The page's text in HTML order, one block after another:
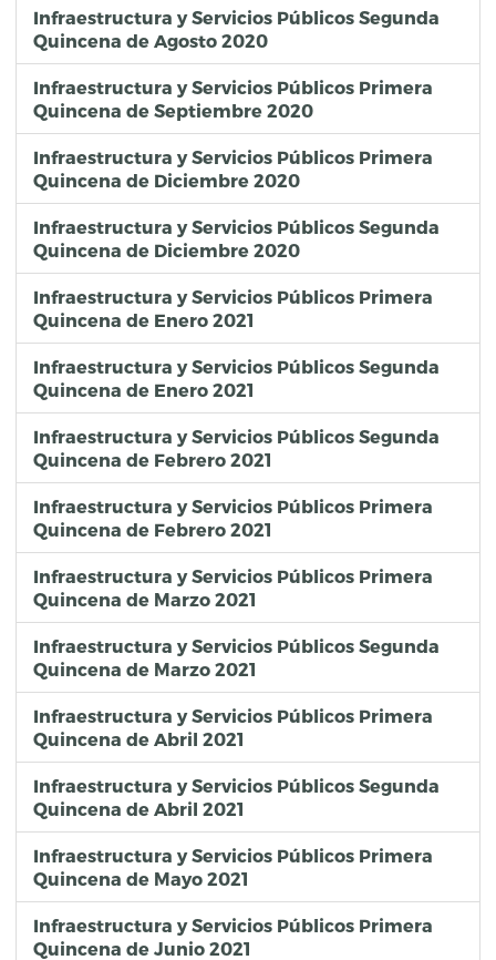
Infraestructura y Servicios Públicos Segunda
Quincena de Agosto 2020
Infraestructura y Servicios Públicos Primera
Quincena de Septiembre 2020
Infraestructura y Servicios Públicos Primera
Quincena de Diciembre 2020
Infraestructura y Servicios Públicos Segunda
Quincena de Diciembre 2020
Infraestructura y Servicios Públicos Primera
Quincena de Enero 2021
Infraestructura y Servicios Públicos Segunda
Quincena de Enero 2021
Infraestructura y Servicios Públicos Segunda
Quincena de Febrero 2021
Infraestructura y Servicios Públicos Primera
Quincena de Febrero 2021
Infraestructura y Servicios Públicos Primera
Quincena de Marzo 2021
Infraestructura y Servicios Públicos Segunda
Quincena de Marzo 2021
Infraestructura y Servicios Públicos Primera
Quincena de Abril 2021
Infraestructura y Servicios Públicos Segunda
Quincena de Abril 2021
Infraestructura y Servicios Públicos Primera
Quincena de Mayo 2021
Infraestructura y Servicios Públicos Primera
Quincena de Junio 2021